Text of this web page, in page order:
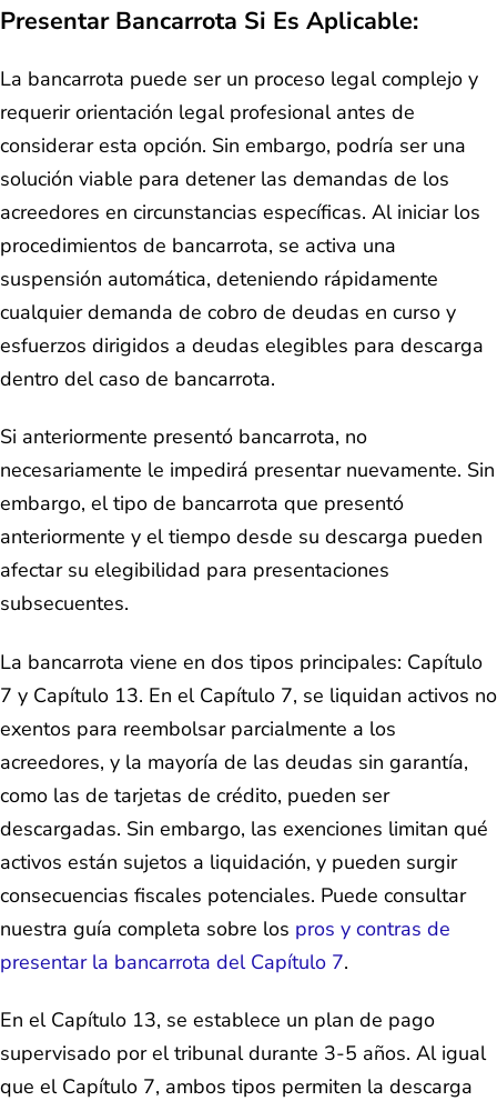
Presentar Bancarrota Si Es Aplicable:
La bancarrota puede ser un proceso legal complejo y
requerir orientación legal profesional antes de
considerar esta opción. Sin embargo, podría ser una
solución viable para detener las demandas de los
acreedores en circunstancias específicas. Al iniciar los
procedimientos de bancarrota, se activa una
suspensión automática, deteniendo rápidamente
cualquier demanda de cobro de deudas en curso y
esfuerzos dirigidos a deudas elegibles para descarga
dentro del caso de bancarrota.
Si anteriormente presentó bancarrota, no
necesariamente le impedirá presentar nuevamente. Sin
embargo, el tipo de bancarrota que presentó
anteriormente y el tiempo desde su descarga pueden
afectar su elegibilidad para presentaciones
subsecuentes.
La bancarrota viene en dos tipos principales: Capítulo
7 y Capítulo 13. En el Capítulo 7, se liquidan activos no
exentos para reembolsar parcialmente a los
acreedores, y la mayoría de las deudas sin garantía,
como las de tarjetas de crédito, pueden ser
descargadas. Sin embargo, las exenciones limitan qué
activos están sujetos a liquidación, y pueden surgir
consecuencias fiscales potenciales. Puede consultar
nuestra guía completa sobre los pros y contras de
presentar la bancarrota del Capítulo 7.
En el Capítulo 13, se establece un plan de pago
supervisado por el tribunal durante 3-5 años. Al igual
que el Capítulo 7, ambos tipos permiten la descarga